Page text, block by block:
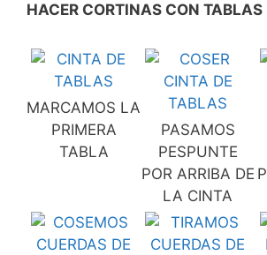
HACER CORTINAS CON TABLAS
MARCAMOS LA
PRIMERA
TABLA
PASAMOS
PESPUNTE
POR ARRIBA DE
LA CINTA